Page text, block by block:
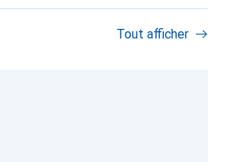
Tout afficher